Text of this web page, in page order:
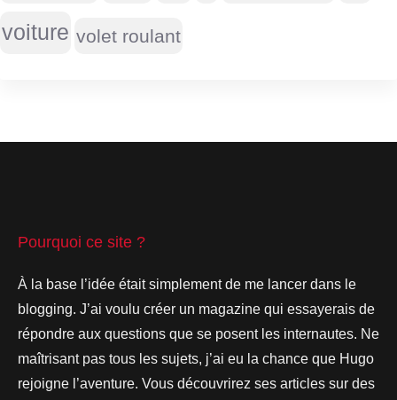
voiture volet roulant
Pourquoi ce site ?
À la base l’idée était simplement de me lancer dans le
blogging. J’ai voulu créer un magazine qui essayerais de
répondre aux questions que se posent les internautes. Ne
maîtrisant pas tous les sujets, j’ai eu la chance que Hugo
rejoigne l’aventure. Vous découvrirez ses articles sur des